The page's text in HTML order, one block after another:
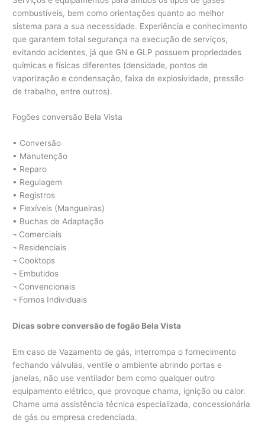
combustíveis, bem como orientações quanto ao melhor
sistema para a sua necessidade. Experiência e conhecimento
que garantem total segurança na execução de serviços,
evitando acidentes, já que GN e GLP possuem propriedades
químicas e físicas diferentes (densidade, pontos de
vaporização e condensação, faixa de explosividade, pressão
de trabalho, entre outros).
Fogões conversão Bela Vista
• Conversão
• Manutenção
• Reparo
• Regulagem
• Registros
• Flexíveis (Mangueiras)
• Buchas de Adaptação
¬ Comerciais
¬ Residenciais
¬ Cooktops
¬ Embutidos
¬ Convencionais
¬ Fornos Individuais
Dicas sobre conversão de fogão Bela Vista
Em caso de Vazamento de gás, interrompa o fornecimento
fechando válvulas, ventile o ambiente abrindo portas e
janelas, não use ventilador bem como qualquer outro
equipamento elétrico, que provoque chama, ignição ou calor.
Chame uma assistência técnica especializada, concessionária
de gás ou empresa credenciada.